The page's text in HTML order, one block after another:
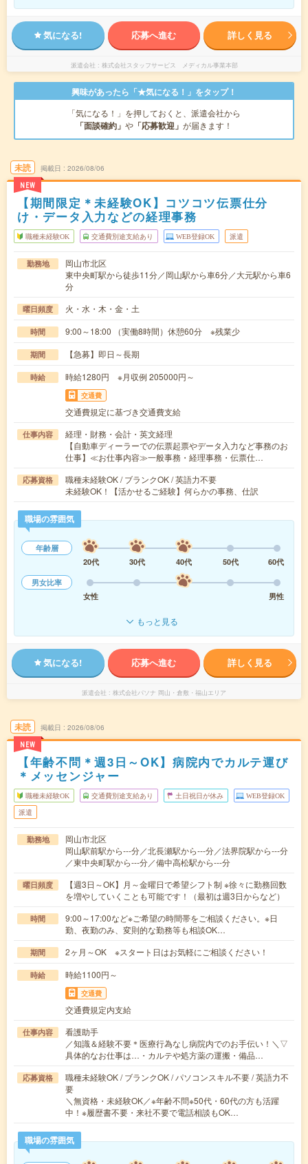
気になる! 応募へ進む 詳しく見る
派遣会社 株式会社スタッフサービス メディカル事業本部
興味があったら「★気になる！」をタップ！
「気になる！」を押しておくと、派遣会社から
「面談確約」 や 「応募歓迎」 が届きます！
未読
NEW
掲載日 2026/08/06
【期間限定＊未経験OK】コツコツ伝票仕分
け・データ入力などの経理事務
職種未経験OK 交通費別途支給あり WEB登録OK 派遣
勤務地
岡山市北区
東中央町駅から徒歩11分／岡山駅から車6分／大元駅から車6
分
曜日頻度 火・水・木・金・土
時間 9:00～18:00 （実働8時間）休憩60分 ※残業少
期間 【急募】即日～長期
時給 時給1280円 ※月収例 205000円～
交通費
交通費規定に基づき交通費支給
仕事内容
経理・財務・会計・英文経理
【自動車ディーラーでの伝票起票やデータ入力など事務のお
仕事】≪お仕事内容≫一般事務・経理事務・伝票仕…
応募資格
職種未経験OK / ブランクOK / 英語力不要
未経験OK！【活かせるご経験】何らかの事務、仕訳
職場の雰囲気
年齢層
20代
30代 40代 50代
60代
男女比率
女性
男性
もっと見る
気になる! 応募へ進む 詳しく見る
派遣会社 株式会社パソナ 岡山・倉敷・福山エリア
未読
NEW
掲載日 2026/08/06
【年齢不問＊週3日～OK】病院内でカルテ運び
＊メッセンジャー
職種未経験OK 交通費別途支給あり 土日祝日が休み WEB登録OK
派遣
勤務地
岡山市北区
岡山駅前駅から---分／北長瀬駅から---分／法界院駅から---分
／東中央町駅から---分／備中高松駅から---分
曜日頻度
【週3日～OK】月～金曜日で希望シフト制 ※徐々に勤務回数
を増やしていくことも可能です！（最初は週3日からなど）
時間
9:00～17:00など※ご希望の時間帯をご相談ください。※日
勤、夜勤のみ、変則的な勤務等も相談OK…
期間 2ヶ月～OK ※スタート日はお気軽にご相談ください！
時給 時給1100円～
交通費
交通費規定内支給
仕事内容
看護助手
／知識＆経験不要＊医療行為なし病院内でのお手伝い！＼▽
具体的なお仕事は…・カルテや処方薬の運搬・備品…
応募資格
職種未経験OK / ブランクOK / パソコンスキル不要 / 英語力不
要
＼無資格・未経験OK／※年齢不問※50代・60代の方も活躍
中！※履歴書不要・来社不要で電話相談もOK…
職場の雰囲気